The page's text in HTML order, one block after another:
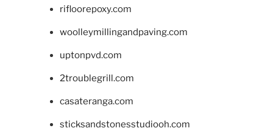
rifloorepoxy.com
woolleymillingandpaving.com
uptonpvd.com
2troublegrill.com
casateranga.com
sticksandstonesstudiooh.com